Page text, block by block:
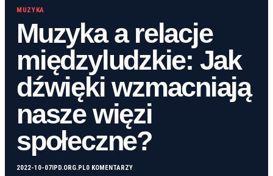
MUZYKA
Muzyka a relacje
międzyludzkie: Jak
dźwięki wzmacniają
nasze więzi
społeczne?
2022-10-07 IPD.ORG.PL0 KOMENTARZY